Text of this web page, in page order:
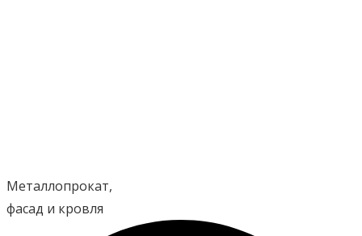
Металлопрокат,
фасад и кровля